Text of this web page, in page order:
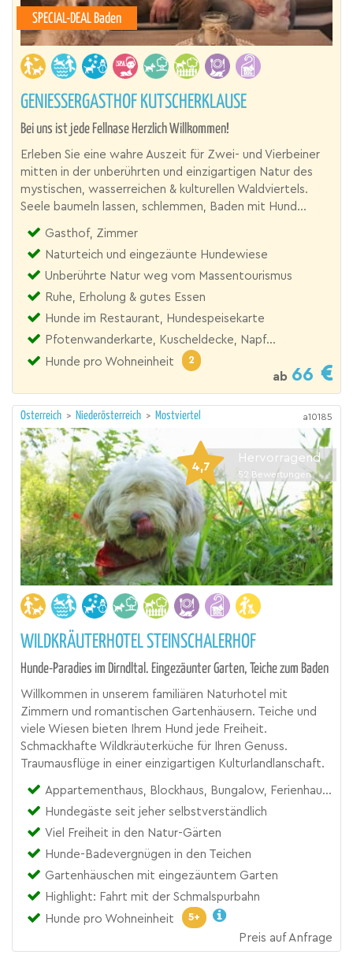
SPECIAL-DEAL Baden
GENIESSERGASTHOF KUTSCHERKLAUSE
Bei uns ist jede Fellnase Herzlich Willkommen!
Erleben Sie eine wahre Auszeit für Zwei- und Vierbeiner
mitten in der unberührten und einzigartigen Natur des
mystischen, wasserreichen & kulturellen Waldviertels.
Seele baumeln lassen, schlemmen, Baden mit Hund...
Gasthof, Zimmer
Naturteich und eingezäunte Hundewiese
Unberührte Natur weg vom Massentourismus
Ruhe, Erholung & gutes Essen
Hunde im Restaurant, Hundespeisekarte
Pfotenwanderkarte, Kuscheldecke, Napf...
Hunde pro Wohneinheit
2
ab 66
Österreich > Niederösterreich > Mostviertel a10185
4,7
Hervorragend
52 Bewertungen
WILDKRÄUTERHOTEL STEINSCHALERHOF
Hunde-Paradies im Dirndltal. Eingezäunter Garten, Teiche zum Baden
Willkommen in unserem familiären Naturhotel mit
Zimmern und romantischen Gartenhäusern. Teiche und
viele Wiesen bieten Ihrem Hund jede Freiheit.
Schmackhafte Wildkräuterküche für Ihren Genuss.
Traumausflüge in einer einzigartigen Kulturlandlanschaft.
Appartementhaus, Blockhaus, Bungalow, Ferienhaus, Gasthof, Hotel
Hundegäste seit jeher selbstverständlich
Viel Freiheit in den Natur-Gärten
Hunde-Badevergnügen in den Teichen
Gartenhäuschen mit eingezäuntem Garten
Highlight: Fahrt mit der Schmalspurbahn
Hunde pro Wohneinheit
5+
Preis auf Anfrage